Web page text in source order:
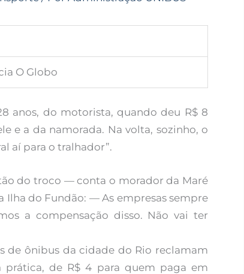
O Globo
anos, do motorista, quando deu R$ 8
e a da namorada. Na volta, sozinho, o
aí para o tralhador”.
do troco — conta o morador da Maré
Ilha do Fundão: — As empresas sempre
a compensação disso. Não vai ter
de ônibus da cidade do Rio reclamam
prática, de R$ 4 para quem paga em